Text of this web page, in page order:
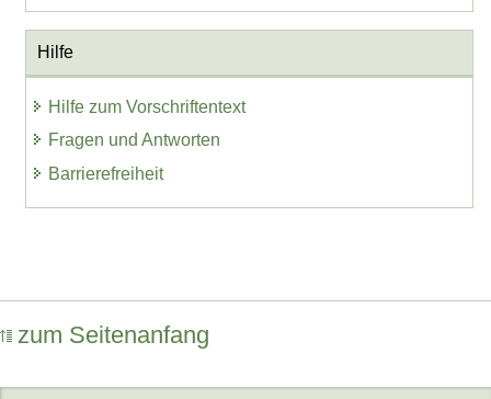
Hilfe
Hilfe zum Vorschriftentext
Fragen und Antworten
Barrierefreiheit
zum Seitenanfang